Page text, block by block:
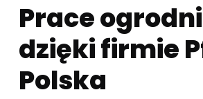
Prace
dzięki firmie
Polska